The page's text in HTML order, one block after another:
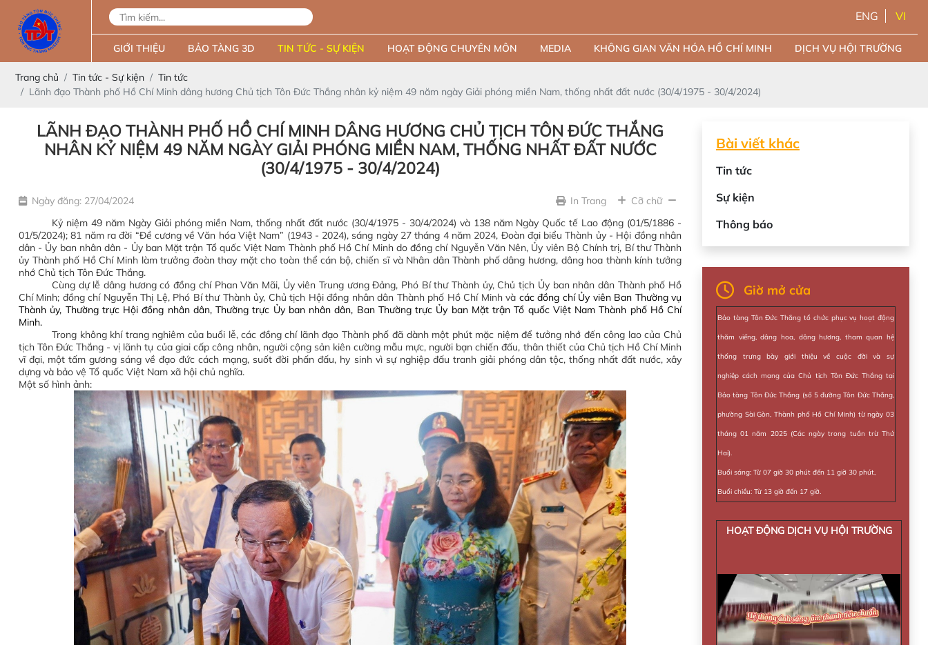
ENG VI
GIỚI THIỆU BẢO TÀNG 3D TIN TỨC - SỰ KIỆN HOẠT ĐỘNG CHUYÊN MÔN MEDIA KHÔNG GIAN VĂN HÓA HỒ CHÍ MINH DỊCH VỤ HỘI TRƯỜNG
Trang chủ Tin tức - Sự kiện
Tin tức
Lãnh đạo Thành phố Hồ Chí Minh dâng hương Chủ tịch Tôn Đức Thắng nhân kỷ niệm 49 năm ngày Giải phóng miền Nam, thống nhất đất nước (30/4/1975 - 30/4/2024)
LÃNH ĐẠO THÀNH PHỐ HỒ CHÍ MINH DÂNG HƯƠNG CHỦ TỊCH TÔN ĐỨC THẮNG
NHÂN KỶ NIỆM 49 NĂM NGÀY GIẢI PHÓNG MIỀN NAM, THỐNG NHẤT ĐẤT NƯỚC
(30/4/1975 - 30/4/2024)
Ngày đăng: 27/04/2024 In Trang
Cỡ chữ
Kỷ niệm 49 năm Ngày Giải phóng miền Nam, thống nhất đất nước (30/4/1975 - 30/4/2024) và 138 năm Ngày Quốc tế Lao động (01/5/1886 -
01/5/2024); 81 năm ra đời “Đề cương về Văn hóa Việt Nam” (1943 - 2024), sáng ngày 27 tháng 4 năm 2024, Đoàn đại biểu Thành ủy - Hội đồng nhân
dân - Ủy ban nhân dân - Ủy ban Mặt trận Tổ quốc Việt Nam Thành phố Hồ Chí Minh do đồng chí Nguyễn Văn Nên, Ủy viên Bộ Chính trị, Bí thư Thành
ủy Thành phố Hồ Chí Minh làm trưởng đoàn thay mặt cho toàn thể cán bộ, chiến sĩ và Nhân dân Thành phố dâng hương, dâng hoa thành kính tưởng
nhớ Chủ tịch Tôn Đức Thắng.
Cùng dự lễ dâng hương cóđồng chí Phan Văn Mãi, Ủy viên Trung ương Đảng, Phó Bí thư Thành ủy, Chủ tịch Ủy ban nhân dân Thành phố Hồ
Chí Minh; đồng chí Nguyễn Thị Lệ, Phó Bí thư Thành ủy, Chủ tịch Hội đồng nhân dân Thành phố Hồ Chí Minh và các đồng chí Ủy viên Ban Thường vụ
Thành ủy, Thường trực Hội đồng nhân dân, Thường trực Ủy ban nhân dân, Ban Thường trực Ủy ban Mặt trận Tổ quốc Việt Nam Thành phố Hồ Chí
Minh.
Trong không khí trang nghiêm của buổi lễ, các đồng chí lãnh đạo Thành phố đã dành một phút mặc niệm để tưởng nhớ đến công lao của Chủ
tịch Tôn Đức Thắng - vị lãnh tụ của giai cấp công nhân, người cộng sản kiên cường mẫu mực, người bạn chiến đấu, thân thiết của Chủ tịch Hồ Chí Minh
vĩ đại, một tấm gương sáng về đạo đức cách mạng, suốt đời phấn đấu, hy sinh vì sự nghiệp đấu tranh giải phóng dân tộc, thống nhất đất nước, xây
dựng và bảo vệ Tổ quốc Việt Nam xã hội chủ nghĩa.
Một số hình ảnh:
Bài viết khác
Tin tức
Sự kiện
Thông báo
Giờ mở cửa
Bảo tàng Tôn Đức Thắng tổ chức phục vụ hoạt động
thăm viếng, dâng hoa, dâng hương, tham quan hệ
thống trưng bày giới thiệu về cuộc đời và sự
nghiệp cách mạng của Chủ tịch Tôn Đức Thắng tại
Bảo tàng Tôn Đức Thắng (số 5 đường Tôn Đức Thắng,
phường Sài Gòn, Thành phố Hồ Chí Minh) từ ngày 03
tháng 01 năm 2025 (Các ngày trong tuần trừ Thứ
Hai).
Buổi sáng: Từ 07 giờ 30 phút đến 11 giờ 30 phút,
Buổi chiều: Từ 13 giờ đến 17 giờ.
HOẠT ĐỘNG DỊCH VỤ HỘI TRƯỜNG